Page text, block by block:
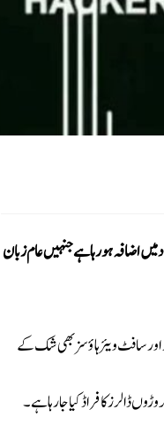
میں اضافہ ہو رہا ہے جنہیں عام زبان
اور سافٹ ویئر ہاؤسز بھی شک کے
ڈالرز کا فراڈ کیا جا رہا ہے۔